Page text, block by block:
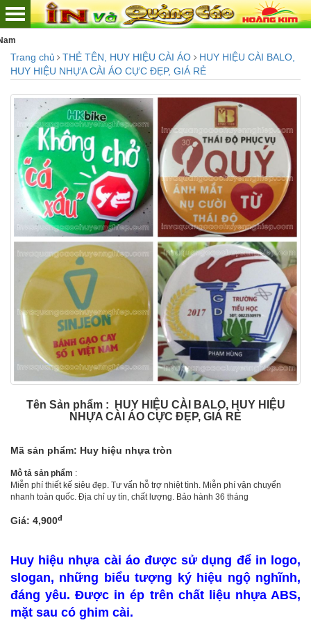
Trang chủ THẺ TÊN, HUY HIỆU CÀI ÁO
HUY HIỆU CÀI BALO,
HUY HIỆU NHỰA CÀI ÁO CỰC ĐẸP, GIÁ RẺ
Tên Sản phẩm : HUY HIỆU CÀI BALO, HUY HIỆU
NHỰA CÀI ÁO CỰC ĐẸP, GIÁ RẺ
Mã sản phẩm: Huy hiệu nhựa tròn
Mô tả sản phẩm :
Miễn phí thiết kế siêu đẹp. Tư vấn hỗ trợ nhiệt tình. Miễn phí vận chuyển
nhanh toàn quốc. Địa chỉ uy tín, chất lượng. Bảo hành 36 tháng
Giá: 4,900đ
Huy hiệu nhựa cài áo được sử dụng để in logo,
slogan, những biểu tượng ký hiệu ngộ nghĩnh,
đáng yêu. Được in ép trên chất liệu nhựa ABS,
mặt sau có ghim cài.